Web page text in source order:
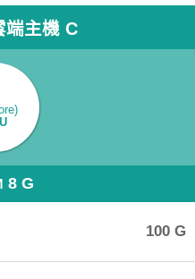
端主機 C
8 G
100 G